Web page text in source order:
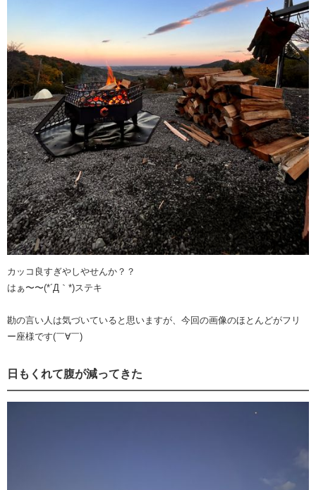
カッコ良すぎやしやせんか？？
はぁ〜〜(*´Д｀*)ステキ
勘の言い人は気づいていると思いますが、今回の画像のほとんどがフリ
ー座様です(￣∀￣)
日もくれて腹が減ってきた